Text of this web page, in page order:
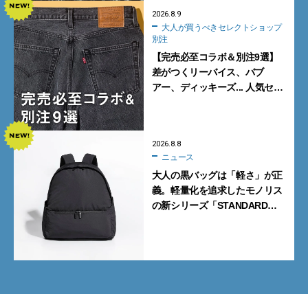
2026.8.9
別注
【完売必至コラボ＆別注9選】
差がつくリーバイス、バブ
アー、ディッキーズ... 人気セレ
2026.8.8
ニュース
大人の黒バッグは「軽さ」が正
義。軽量化を追求したモノリス
の新シリーズ「STANDARD